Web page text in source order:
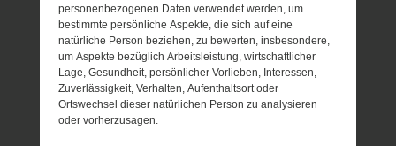
personenbezogenen Daten verwendet werden, um
bestimmte persönliche Aspekte, die sich auf eine
natürliche Person beziehen, zu bewerten, insbesondere,
um Aspekte bezüglich Arbeitsleistung, wirtschaftlicher
Lage, Gesundheit, persönlicher Vorlieben, Interessen,
Zuverlässigkeit, Verhalten, Aufenthaltsort oder
Ortswechsel dieser natürlichen Person zu analysieren
oder vorherzusagen.